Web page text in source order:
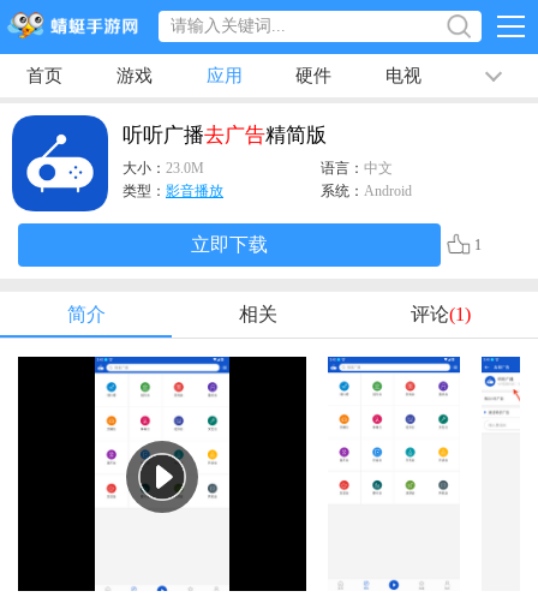
首页 游戏 应用 硬件 电视 排行榜
专题
听听广播去广告精简版
大小： 23.0M 语言： 中文
类型： 影音播放 系统： Android
立即下载 1
简介 相关 评论(1)